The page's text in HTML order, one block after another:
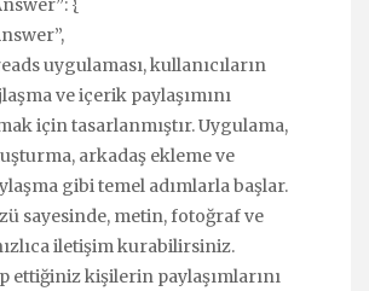
{
uygulaması, kullanıcıların
ve içerik paylaşımını
için tasarlanmıştır. Uygulama,
arkadaş ekleme ve
gibi temel adımlarla başlar.
sayesinde, metin, fotoğraf ve
iletişim kurabilirsiniz.
ettiğiniz kişilerin paylaşımlarını